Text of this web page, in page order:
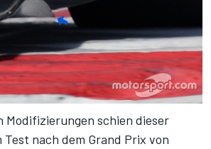
Modifizierungen schien dieser
Test nach dem Grand Prix von